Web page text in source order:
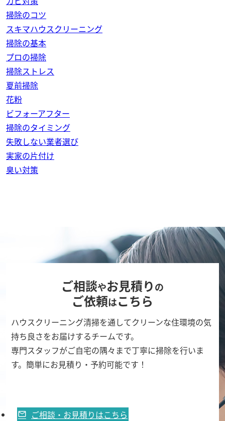
掃除のコツ
スキマハウスクリーニング
掃除の基本
プロの掃除
掃除ストレス
夏前掃除
花粉
ビフォーアフター
掃除のタイミング
失敗しない業者選び
実家の片付け
臭い対策
ご相談やお見積りの
ご依頼はこちら
ハウスクリーニング清掃を通してクリーンな住環境の気
持ち良さをお届けするチームです。
専門スタッフがご自宅の隅々まで丁寧に掃除を行いま
す。簡単にお見積り・予約可能です！
ご相談・お見積りはこちら